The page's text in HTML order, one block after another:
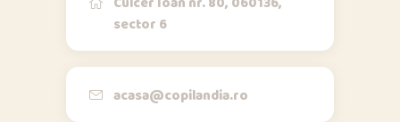
sector 6
acasa@copilandia.ro
Bună!